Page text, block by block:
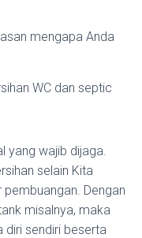
mengapa Anda
WC dan septic
yang wajib dijaga.
selain Kita
Dengan
misalnya, maka
diri sendiri beserta